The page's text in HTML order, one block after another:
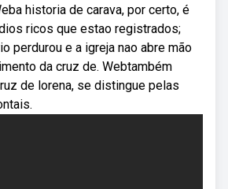
historia de carava, por certo, é
ricos que estao registrados;
perdurou e a igreja nao abre mão
da cruz de. Webtambém
de lorena, se distingue pelas